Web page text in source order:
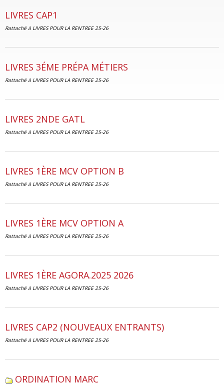
LIVRES CAP1
Rattaché à LIVRES POUR LA RENTREE 25-26
LIVRES 3ÉME PRÉPA MÉTIERS
Rattaché à LIVRES POUR LA RENTREE 25-26
LIVRES 2NDE GATL
Rattaché à LIVRES POUR LA RENTREE 25-26
LIVRES 1ÈRE MCV OPTION B
Rattaché à LIVRES POUR LA RENTREE 25-26
LIVRES 1ÈRE MCV OPTION A
Rattaché à LIVRES POUR LA RENTREE 25-26
LIVRES 1ÈRE AGORA.2025 2026
Rattaché à LIVRES POUR LA RENTREE 25-26
LIVRES CAP2 (NOUVEAUX ENTRANTS)
Rattaché à LIVRES POUR LA RENTREE 25-26
ORDINATION MARC